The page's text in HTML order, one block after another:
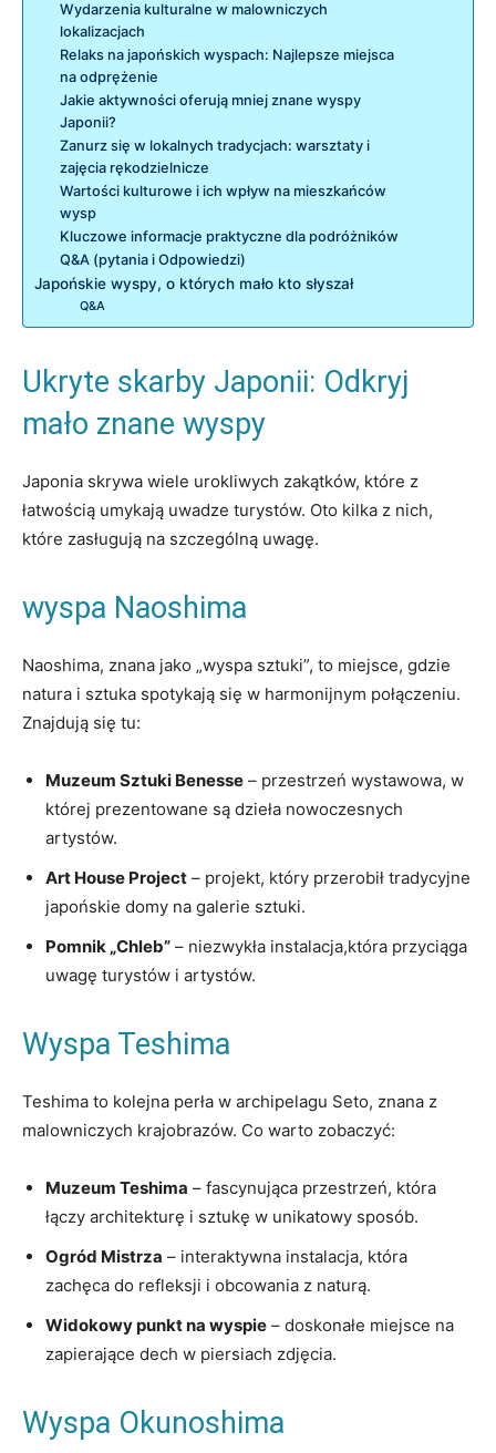
Wydarzenia kulturalne w malowniczych
lokalizacjach
Relaks na japońskich wyspach: Najlepsze miejsca
na odprężenie
Jakie aktywności oferują mniej znane wyspy
Japonii?
Zanurz się w lokalnych tradycjach: warsztaty i
zajęcia rękodzielnicze
Wartości kulturowe i ich wpływ na mieszkańców
wysp
Kluczowe informacje praktyczne dla podróżników
Q&A (pytania i Odpowiedzi)
Japońskie wyspy, o których mało kto słyszał
Q&A
Ukryte skarby Japonii: Odkryj
mało znane wyspy
Japonia skrywa wiele urokliwych zakątków, które z
łatwością umykają uwadze turystów. Oto kilka z nich,
które zasługują na szczególną uwagę.
wyspa Naoshima
Naoshima, znana jako „wyspa sztuki”, to miejsce, gdzie
natura i sztuka spotykają się w harmonijnym połączeniu.
Znajdują się tu:
Muzeum Sztuki Benesse – przestrzeń wystawowa, w
której prezentowane są dzieła nowoczesnych
artystów.
Art House Project – projekt, który przerobił tradycyjne
japońskie domy na galerie sztuki.
Pomnik „Chleb” – niezwykła instalacja,która przyciąga
uwagę turystów i artystów.
Wyspa Teshima
Teshima to kolejna perła w archipelagu Seto, znana z
malowniczych krajobrazów. Co warto zobaczyć:
Muzeum Teshima – fascynująca przestrzeń, która
łączy architekturę i sztukę w unikatowy sposób.
Ogród Mistrza – interaktywna instalacja, która
zachęca do refleksji i obcowania z naturą.
Widokowy punkt na wyspie – doskonałe miejsce na
zapierające dech w piersiach zdjęcia.
Wyspa Okunoshima